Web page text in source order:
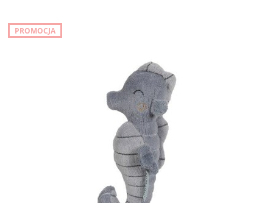
PROMOCJA